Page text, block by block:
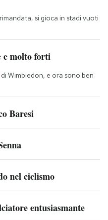
si gioca in stadi vuoti
e molto forti
Wimbledon, e ora sono ben
Baresi
nel ciclismo
entusiasmante